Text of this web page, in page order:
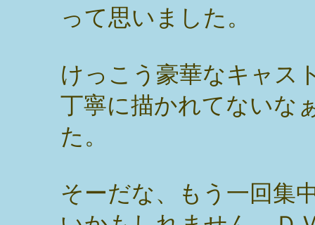
って思いました。
けっこう豪華なキャス
丁寧に描かれてないな
た。
そーだな、もう一回集